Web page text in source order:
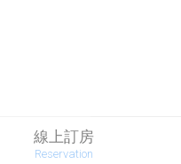
線上訂房
Reservation